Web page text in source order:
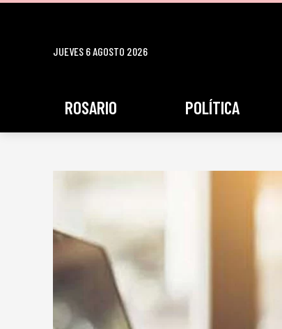
JUEVES 6 AGOSTO 2026
ROSARIO POLÍTICA